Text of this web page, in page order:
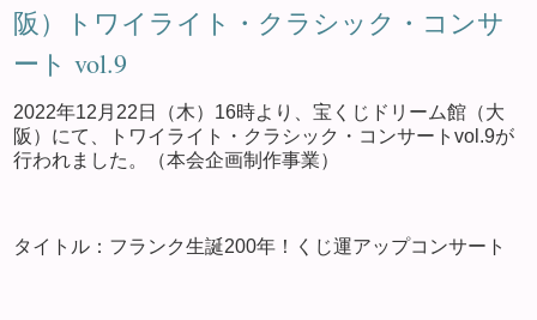
阪）トワイライト・クラシック・コンサ
ート vol.9
2022年12月22日（木）16時より、宝くじドリーム館（大
阪）にて、トワイライト・クラシック・コンサートvol.9が
行われました。（本会企画制作事業）
タイトル：フランク生誕200年！くじ運アップコンサート